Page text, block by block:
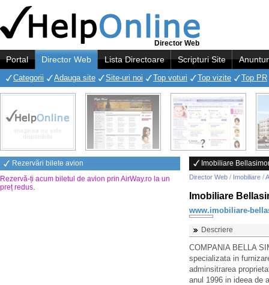
Director Web
Portal Director Web Lista Directoare Scripturi Site
Categorii Adauga site Site-uri noi Top voturi Top vizite Top PR
Rezervări bilete avion
Rezervă-ți acum biletul de avion prin AirWay.ro la un
preț redus.
Imobiliare
Director Web / Imobiliare /
Imobiliare
www.imobiliare-
Descriere
COMPANIA BELLA
specializata in
adminsitrarea
anul 1996 in ideea de